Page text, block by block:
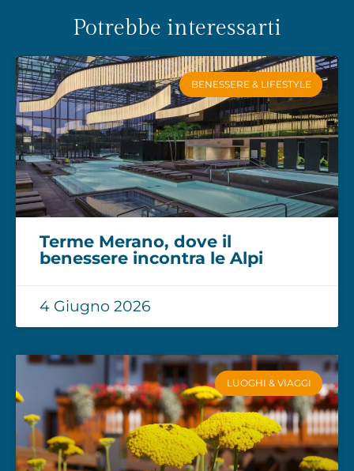
Potrebbe interessarti
BENESSERE & LIFESTYLE
Terme Merano, dove il
benessere incontra le Alpi
4 Giugno 2026
LUOGHI & VIAGGI